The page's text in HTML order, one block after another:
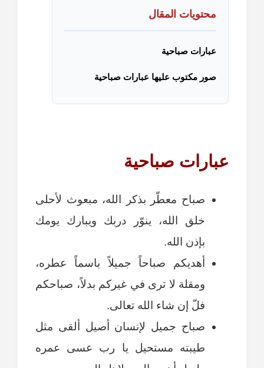
محتويات المقال
عبارات صباحية
صور مكتوب عليها عبارات صباحية
عبارات صباحية
صباح معطّر بذكر الله، مبعوث لأحلى
خلق الله، ينوّر دربك ويبارك يومك
بإذن الله.
أهديكم صباحاً جميلاً باسماً عطره،
ومقلة لا ترى في غيركم بدلاً، صباحكم
فلّ إن شاء الله تعالى.
صباح جميل لإنسان أصيل ألقى مثل
طيبته مستحيل يا رب عسى عمره